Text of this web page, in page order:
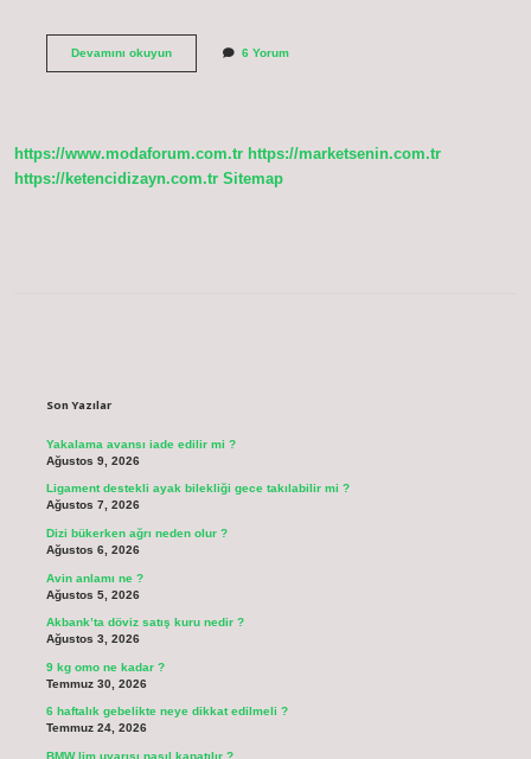
Devamını okuyunÇölyak
hastaları
6 Yorum
https://www.modaforum.com.tr https://marketsenin.com.tr
https://ketencidizayn.com.tr Sitemap
Son Yazılar
Yakalama avansı iade edilir mi ?
Ağustos 9, 2026
Ligament destekli ayak bilekliği gece takılabilir mi ?
Ağustos 7, 2026
Dizi bükerken ağrı neden olur ?
Ağustos 6, 2026
Avin anlamı ne ?
Ağustos 5, 2026
Akbank’ta döviz satış kuru nedir ?
Ağustos 3, 2026
9 kg omo ne kadar ?
Temmuz 30, 2026
6 haftalık gebelikte neye dikkat edilmeli ?
Temmuz 24, 2026
BMW lim uyarısı nasıl kapatılır ?